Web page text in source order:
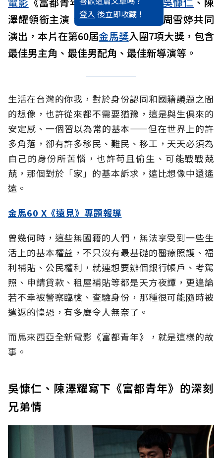
登入 後立即收藏 !
澤耀領銜主演，鄧金煌、林宣妤、周雪婷共同
演出，本片在第60屆金馬獎入圍7項大獎，包含
最佳男主角、最佳男配角、最佳新導演等。
生活在台灣的你我，對於身份認同和國籍議題之間
的想像，也許從來都不需要猶豫，這是與生俱來的
安定感、一個習以為常的基本——但在世界上的許
多角落，卻有許多移民、難民、移工，天天必須為
自己的身份所苦惱，也許苟且偷生、可能戰戰兢
兢，那個對於「家」的基本訴求，遠比想像中還遙
遠。
金馬60 X《遠見》專題報導
曾幾何時，這些無國籍的人們，無法享受到一些生
活上的基本權益，不只沒有最基礎的醫療照護、福
利補貼、公民權利，就連想要辦個銀行帳戶、考駕
照、申請貸款、租屋補貼等都是天方夜譚，更遑論
若不幸被警察臨檢、查驗身份，那種很可能隨時被
遣返的惶恐，有多麼令人無奈了。
而馬來西亞全新電影《富都青年》，就是這樣的故
事。
吳慷仁、陳澤耀寫下《富都青年》的深刻
兄弟情